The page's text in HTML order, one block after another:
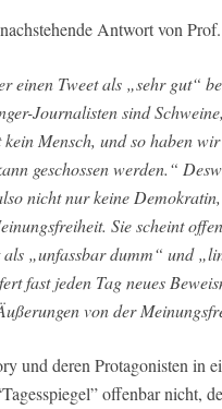
Antwort von
einen Tweet als „sehr gut“
Journalisten sind
Mensch, und so haben
geschossen werden.“
nicht nur keine
Sie scheint
„unfassbar dumm“ und
fast jeden Tag neues
von der
und deren Protagonisten in
offenbar nicht,